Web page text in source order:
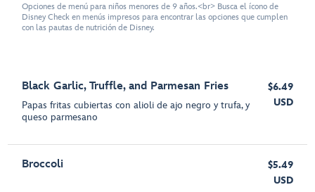
Opciones de menú para niños menores de 9 años.<br> Busca el ícono de
Disney Check en menús impresos para encontrar las opciones que cumplen
con las pautas de nutrición de Disney.
Black Garlic, Truffle, and Parmesan Fries
Papas fritas cubiertas con alioli de ajo negro y trufa, y
queso parmesano
$6.49
USD
Broccoli
$5.49
USD